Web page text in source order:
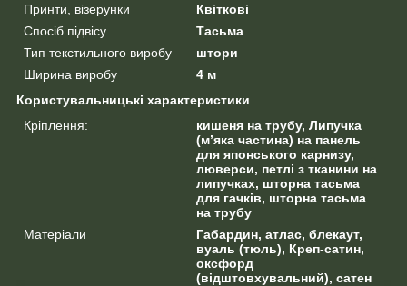
Принти, візерунки
Квіткові
Спосіб підвісу
Тасьма
Тип текстильного виробу
штори
Ширина виробу
4 м
Користувальницькі характеристики
Кріплення:
кишеня на трубу, Липучка
(м’яка частина) на панель
для японського карнизу,
люверси, петлі з тканини на
липучках, шторна тасьма
для гачків, шторна тасьма
на трубу
Матеріали
Габардин, атлас, блекаут,
вуаль (тюль), Креп-сатин,
оксфорд
(відштовхувальний), сатен